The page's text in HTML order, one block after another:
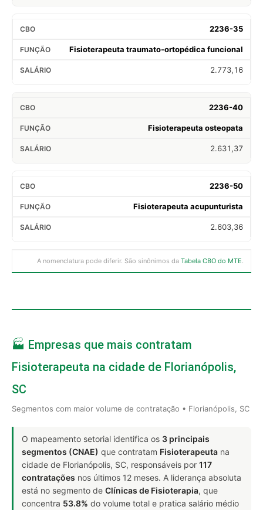
2236-35
Fisioterapeuta traumato-ortopédica funcional
2.773,16
2236-40
Fisioterapeuta osteopata
2.631,37
2236-50
Fisioterapeuta acupunturista
2.603,36
A nomenclatura pode diferir. São sinônimos da Tabela CBO do MTE.
🏭 Empresas que mais contratam
Fisioterapeuta na cidade de Florianópolis,
SC
Segmentos com maior volume de contratação • Florianópolis, SC
O mapeamento setorial identifica os 3 principais
segmentos (CNAE) que contratam Fisioterapeuta na
cidade de Florianópolis, SC, responsáveis por 117
contratações nos últimos 12 meses. A liderança absoluta
está no segmento de Clínicas de Fisioterapia, que
concentra 53.8% do volume total e pratica salário médio